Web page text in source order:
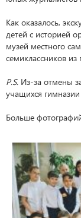
Как оказалось,
детей с историей
музей местного
семиклассников
P.S. Из-за отмены
учащихся
Больше